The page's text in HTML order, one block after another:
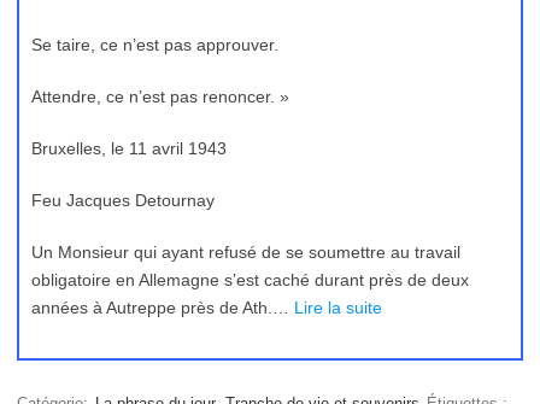
Se taire, ce n’est pas approuver.
Attendre, ce n’est pas renoncer. »
Bruxelles, le 11 avril 1943
Feu Jacques Detournay
Un Monsieur qui ayant refusé de se soumettre au travail
obligatoire en Allemagne s’est caché durant près de deux
années à Autreppe près de Ath.… Lire la suite